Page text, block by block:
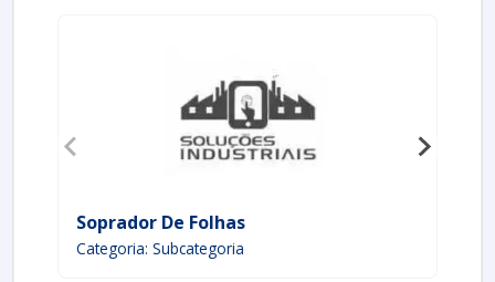
Soprador De Folhas
Categoria: Subcategoria